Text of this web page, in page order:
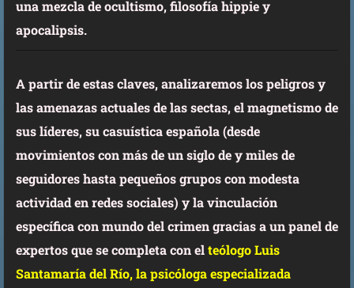
una mezcla de ocultismo, filosofía hippie y
apocalipsis.
A partir de estas claves, analizaremos los peligros y
las amenazas actuales de las sectas, el magnetismo de
sus líderes, su casuística española (desde
movimientos con más de un siglo de y miles de
seguidores hasta pequeños grupos con modesta
actividad en redes sociales) y la vinculación
específica con mundo del crimen gracias a un panel de
expertos que se completa con elteólogo Luis
Santamaría del Río, la psicóloga especializada